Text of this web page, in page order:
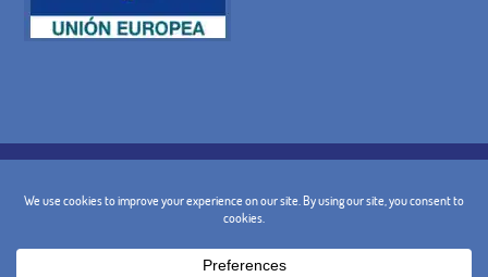
AVVISO LEGALE
TERMINI E CONDIZIONI GENERALI DI
POLITICA DI CANCELLAZIONE